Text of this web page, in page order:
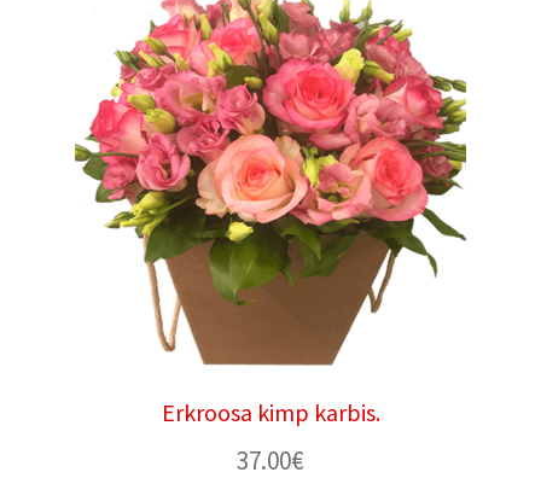
Erkroosa kimp karbis.
37.00€